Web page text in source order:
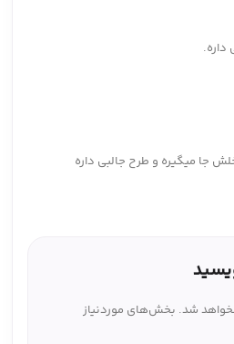
جا میگیره و طرح جالبی داره
شد. بخش‌های موردنیاز